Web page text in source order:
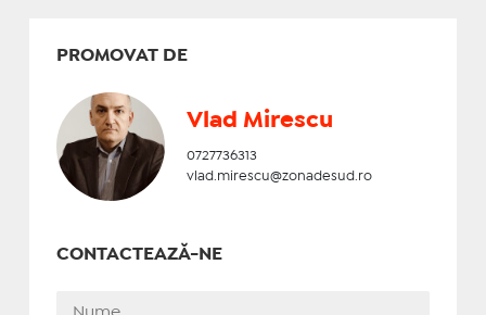
PROMOVAT DE
Vlad Mirescu
0727736313
vlad.mirescu@zonadesud.ro
CONTACTEAZĂ-NE